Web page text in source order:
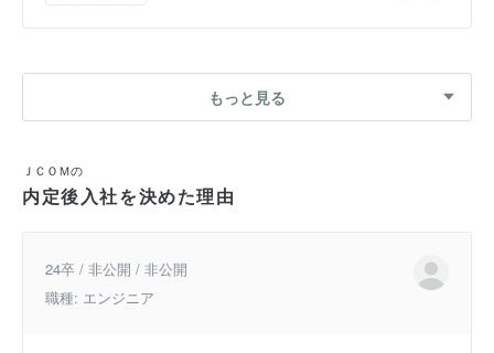
もっと見る
ＪＣＯＭの
内定後入社を決めた理由
24卒 / 非公開 / 非公開
職種: エンジニア